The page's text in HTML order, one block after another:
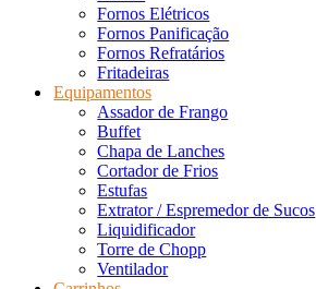
Fornos Elétricos
Fornos Panificação
Fornos Refratários
Fritadeiras
Equipamentos
Assador de Frango
Buffet
Chapa de Lanches
Cortador de Frios
Estufas
Extrator / Espremedor de Sucos
Liquidificador
Torre de Chopp
Ventilador